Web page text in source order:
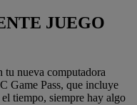
JUEGO
tu nueva computadora
Game Pass, que incluye
tiempo, siempre hay algo